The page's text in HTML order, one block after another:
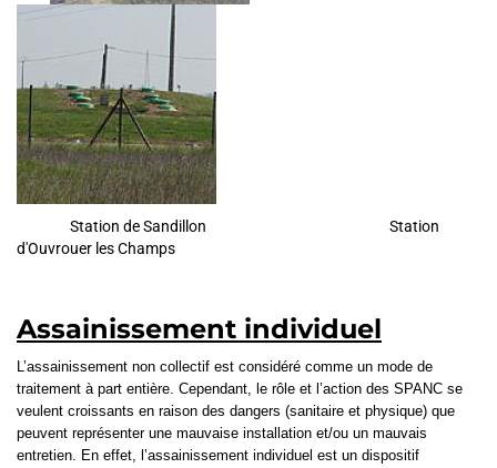
Station de Sandillon Station
d'Ouvrouer les Champs
Assainissement individuel
L’assainissement non collectif est considéré comme un mode de
traitement à part entière. Cependant, le rôle et l’action des SPANC se
veulent croissants en raison des dangers (sanitaire et physique) que
peuvent représenter une mauvaise installation et/ou un mauvais
entretien. En effet, l’assainissement individuel est un dispositif